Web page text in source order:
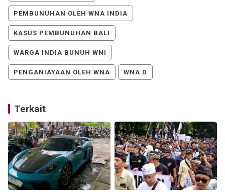
PEMBUNUHAN OLEH WNA INDIA
KASUS PEMBUNUHAN BALI
WARGA INDIA BUNUH WNI
PENGANIAYAAN OLEH WNA WNA D
Terkait